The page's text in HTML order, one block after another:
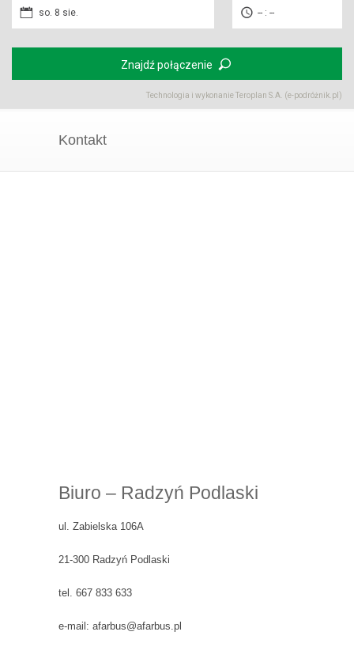
Technologia i wykonanieTeroplan S.A. (e-podróżnik.pl)
so. 8 sie. -- : --
Znajdź połączenie
Kontakt
Biuro – Radzyń Podlaski
ul. Zabielska 106A
21-300 Radzyń Podlaski
tel. 667 833 633
e-mail: afarbus@afarbus.pl